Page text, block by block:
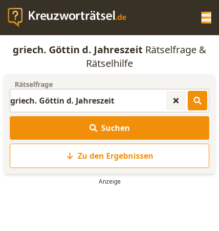
KREUZWORTRÄTSEL-HILFE
ANAGRAMM-GENERATOR
WORTLISTE
griech. Göttin d. Jahreszeit Rätselfrage &
Rätselhilfe
Rätselfrage
Suchen
Zu den Ergebnissen